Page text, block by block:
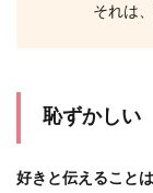
それは
恥ずかしい
好きと伝えること